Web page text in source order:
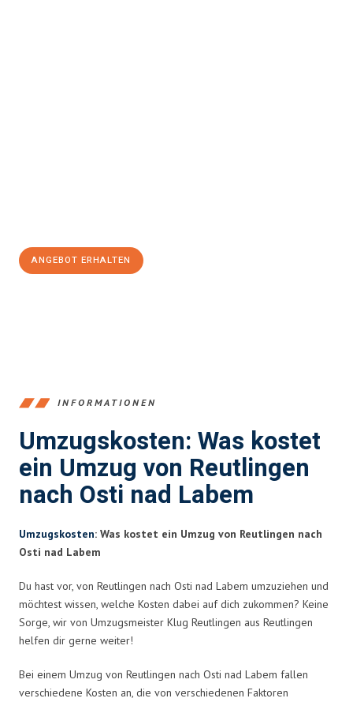
ANGEBOT ERHALTEN
INFORMATIONEN
Umzugskosten: Was kostet
ein Umzug von Reutlingen
nach Osti nad Labem
Umzugskosten: Was kostet ein Umzug von Reutlingen nach
Osti nad Labem
Du hast vor, von Reutlingen nach Osti nad Labem umzuziehen und
möchtest wissen, welche Kosten dabei auf dich zukommen? Keine
Sorge, wir von Umzugsmeister Klug Reutlingen aus Reutlingen
helfen dir gerne weiter!
Bei einem Umzug von Reutlingen nach Osti nad Labem fallen
verschiedene Kosten an, die von verschiedenen Faktoren